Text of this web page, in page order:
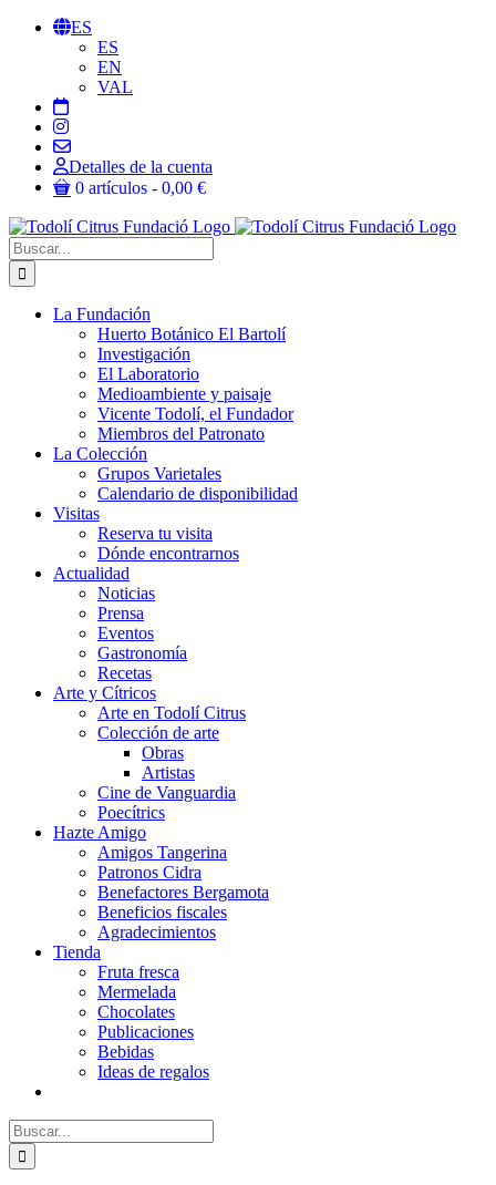
Saltar
ES
ES
EN
VAL
Detalles de la cuenta
0 artículos
0,00 €
Buscar:
La Fundación
Huerto Botánico El Bartolí
Investigación
El Laboratorio
Medioambiente y paisaje
Vicente Todolí, el Fundador
Miembros del Patronato
La Colección
Grupos Varietales
Calendario de disponibilidad
Visitas
Reserva tu visita
Dónde encontrarnos
Actualidad
Noticias
Prensa
Eventos
Gastronomía
Recetas
Arte y Cítricos
Arte en Todolí Citrus
Colección de arte
Obras
Artistas
Cine de Vanguardia
Poecítrics
Hazte Amigo
Amigos Tangerina
Patronos Cidra
Benefactores Bergamota
Beneficios fiscales
Agradecimientos
Tienda
Fruta fresca
Mermelada
Chocolates
Publicaciones
Bebidas
Ideas de regalos
Buscar: